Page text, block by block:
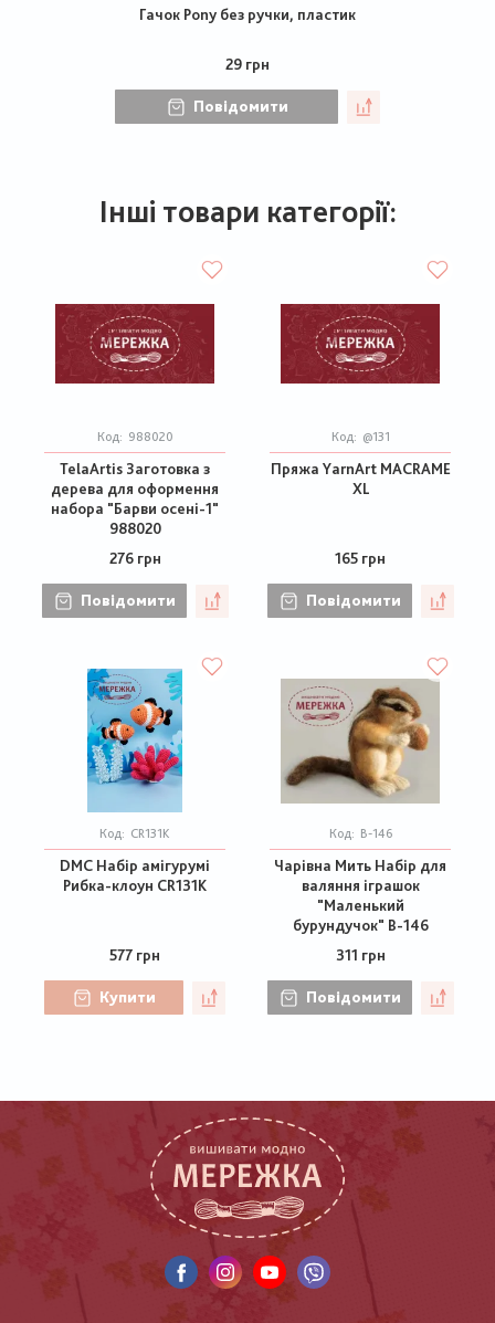
Гачок Pony без ручки, пластик
29 грн
Повідомити
Інші товари категорії:
Код: 988020
TelaArtis Заготовка з
дерева для оформення
набора "Барви осені-1"
988020
276 грн
Повідомити
Код: @131
Пряжа YarnArt MACRAME
XL
165 грн
Повідомити
Код: CR131K
DMC Набір амігурумі
Рибка-клоун CR131K
577 грн
Купити
Код: В-146
Чарівна Мить Набір для
валяння іграшок
"Маленький
бурундучок" В-146
311 грн
Повідомити